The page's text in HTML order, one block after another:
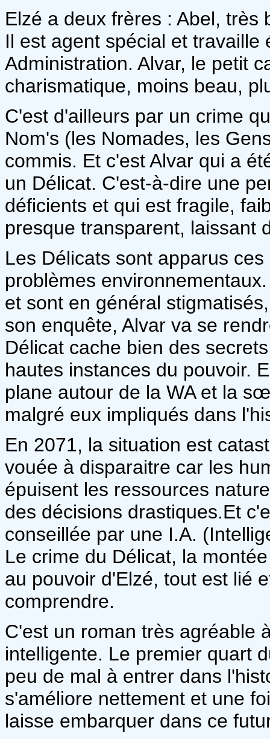
Elzé a deux frères : Abel,
Il est agent spécial et travaille
Administration. Alvar, le petit
charismatique, moins beau,
C'est d'ailleurs par un crime
Nom's (les Nomades, les
commis. Et c'est Alvar qui a
un Délicat. C'est-à-dire une
déficients et qui est fragile,
presque transparent, laissant
Les Délicats sont apparus
problèmes
et sont en général
son enquête, Alvar va se
Délicat cache bien des
hautes instances du pouvoir.
plane autour de la WA et la
malgré eux impliqués dans
En 2071, la situation est
vouée à disparaitre car les
épuisent les ressources
des décisions drastiques.Et
conseillée par une I.A.
Le crime du Délicat, la
au pouvoir d'Elzé, tout est lié
comprendre.
C'est un roman très agréable
intelligente. Le premier quart
peu de mal à entrer dans
s'améliore nettement et une
laisse embarquer dans ce